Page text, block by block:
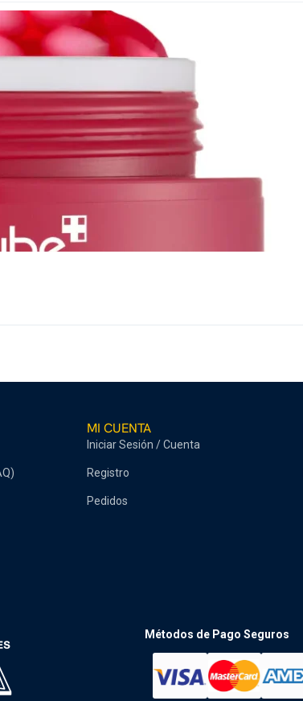
MI CUENTA
Iniciar Sesión / Cuenta
Registro
Pedidos
Métodos de Pago Seguros